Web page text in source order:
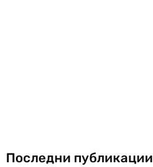
Последни публикации